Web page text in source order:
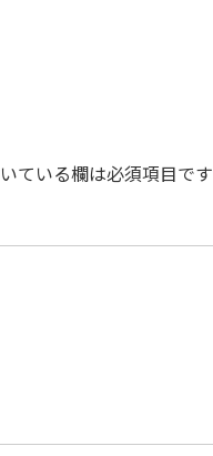
ている欄は必須項目です